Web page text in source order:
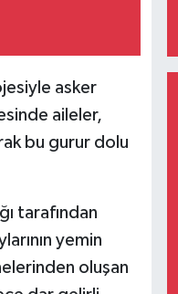
asker
aileler,
bu gurur dolu
tarafından
yemin
oluşan